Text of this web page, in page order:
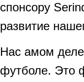
спонсору
развитие
Нас амом
футболе. Это